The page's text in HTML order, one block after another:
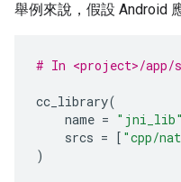
舉例來說，假設 Android
# In <project>/app/
cc_library(
name = "jni_lib"
srcs = [ "cpp/
)